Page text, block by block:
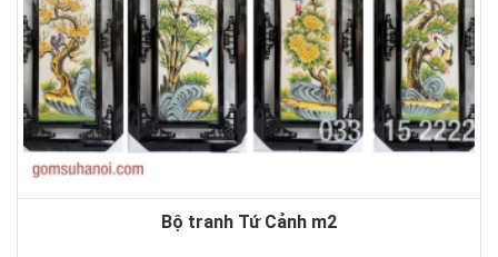
Bộ tranh Tứ Cảnh m2